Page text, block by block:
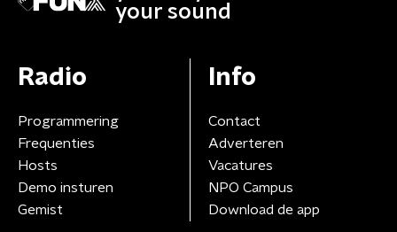
your sound
Radio
Programmering
Frequenties
Hosts
Demo insturen
Gemist
Info
Contact
Adverteren
Vacatures
NPO Campus
Download de app